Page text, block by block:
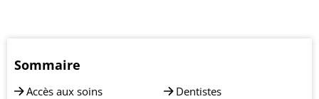
Sommaire
Accès aux soins
Dentistes